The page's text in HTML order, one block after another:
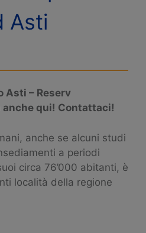
Asti
Asti – Reserv
qui! Contattaci!
anche se alcuni studi
a periodi
circa 76’000 abitanti, è
località della regione